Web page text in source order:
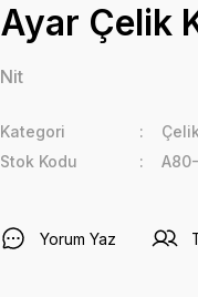
Ayar Çelik
Nit
Kategori
Stok Kodu
Yorum Yaz